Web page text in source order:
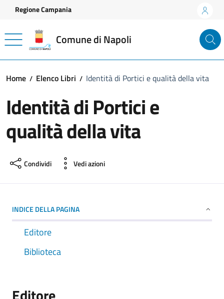
Vai ai contenuti
Vai al footer
Regione Campania
Comune di Napoli
Home Elenco Libri Identità di Portici e qualità della vita
Identità di Portici e
qualità della vita
Condividi Vedi azioni
INDICE DELLA PAGINA
Editore
Biblioteca